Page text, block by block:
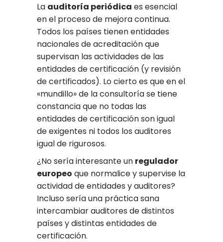
La auditoría periódica es esencial
en el proceso de mejora continua.
Todos los países tienen entidades
nacionales de acreditación que
supervisan las actividades de las
entidades de certificación (y revisión
de certificados). Lo cierto es que en el
«mundillo» de la consultoría se tiene
constancia que no todas las
entidades de certificación son igual
de exigentes ni todos los auditores
igual de rigurosos.
¿No sería interesante un regulador
europeo que normalice y supervise la
actividad de entidades y auditores?
Incluso sería una práctica sana
intercambiar auditores de distintos
países y distintas entidades de
certificación.